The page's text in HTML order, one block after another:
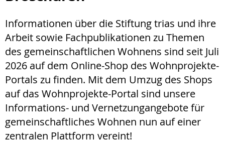
Informationen über die Stiftung trias und ihre
Arbeit sowie Fachpublikationen zu Themen
des gemeinschaftlichen Wohnens sind seit Juli
2026 auf dem Online-Shop des Wohnprojekte-
Portals zu finden. Mit dem Umzug des Shops
auf das Wohnprojekte-Portal sind unsere
Informations- und Vernetzungangebote für
gemeinschaftliches Wohnen nun auf einer
zentralen Plattform vereint!